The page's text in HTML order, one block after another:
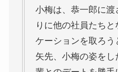
小梅は、恭一郎に
りに他の社員たち
ケーションを取ろ
矢先、小梅の姿を